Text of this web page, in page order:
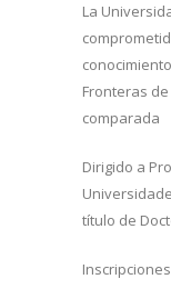
La
Fronteras
comparada
Dirigido a
título de